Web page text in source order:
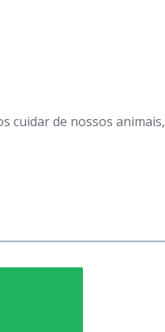
cuidar de nossos animais,